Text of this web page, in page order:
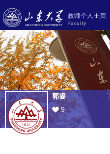
郭睿
9